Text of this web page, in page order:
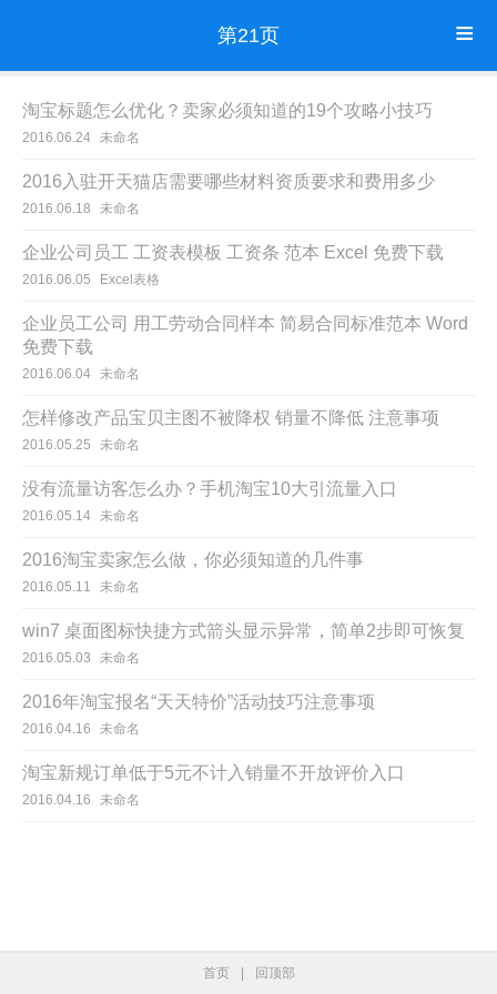
第21页
淘宝标题怎么优化？卖家必须知道的19个攻略小技巧
2016.06.24 未命名
2016入驻开天猫店需要哪些材料资质要求和费用多少
2016.06.18 未命名
企业公司员工 工资表模板 工资条 范本 Excel 免费下载
2016.06.05 Excel表格
企业员工公司 用工劳动合同样本 简易合同标准范本 Word
免费下载
2016.06.04 未命名
怎样修改产品宝贝主图不被降权 销量不降低 注意事项
2016.05.25 未命名
没有流量访客怎么办？手机淘宝10大引流量入口
2016.05.14 未命名
2016淘宝卖家怎么做，你必须知道的几件事
2016.05.11 未命名
win7 桌面图标快捷方式箭头显示异常，简单2步即可恢复
2016.05.03 未命名
2016年淘宝报名“天天特价”活动技巧注意事项
2016.04.16 未命名
淘宝新规订单低于5元不计入销量不开放评价入口
2016.04.16 未命名
首页 回顶部